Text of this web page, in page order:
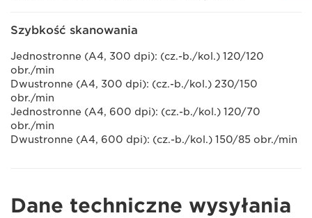
Szybkość skanowania
Jednostronne (A4, 300 dpi): (cz.-b./kol.) 120/120
obr./min
Dwustronne (A4, 300 dpi): (cz.-b./kol.) 230/150
obr./min
Jednostronne (A4, 600 dpi): (cz.-b./kol.) 120/70
obr./min
Dwustronne (A4, 600 dpi): (cz.-b./kol.) 150/85 obr./min
Dane techniczne wysyłania